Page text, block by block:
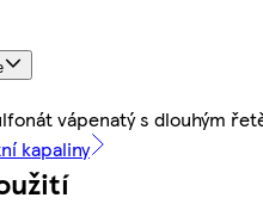
vápenatý s dlouhým
kapaliny